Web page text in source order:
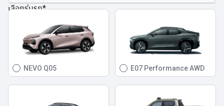
เลือกรุ่นรถ*
NEVO Q05 E07 Performance AWD